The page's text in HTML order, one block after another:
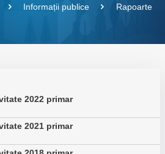
Informații publice Rapoarte
2022 primar
2021 primar